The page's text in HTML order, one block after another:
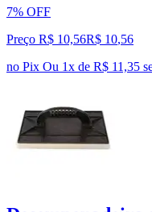
7% OFF
Preço R$ 10,56R$ 10,56
no Pix Ou 1x de R$ 11,35